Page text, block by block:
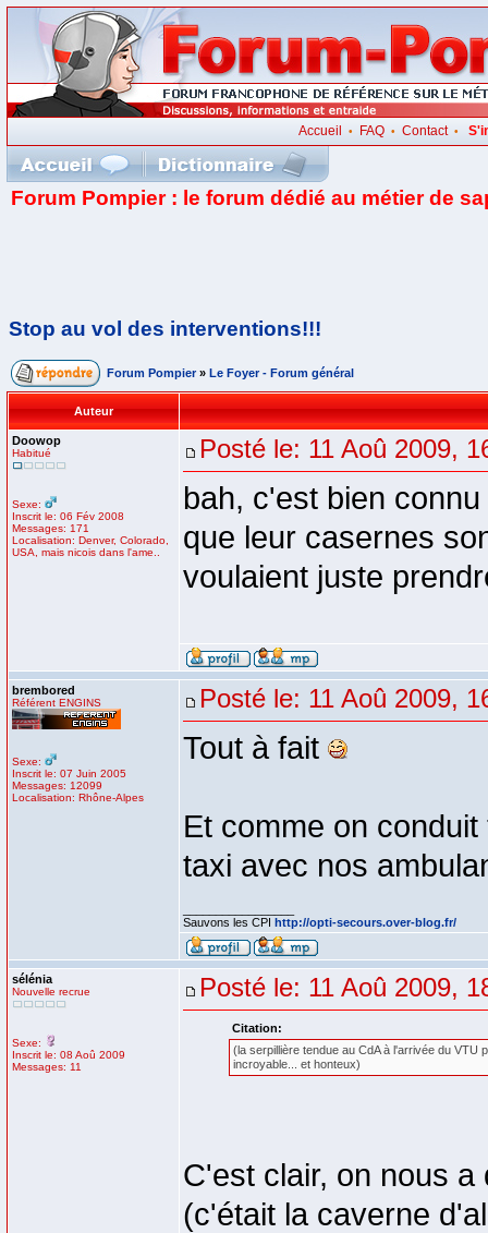
Accueil • FAQ• Contact•
Forum Pompier : le forum dédié au métier de
Stop au vol des interventions!!!
Forum Pompier » Le Foyer - Forum général
Auteur
Doowop
Habitué
Sexe:
Inscrit le: 06 Fév 2008
Messages: 171
Localisation: Denver, Colorado,
USA, mais nicois dans l'ame..
Posté le: 11 Aoû 2009,
bah, c'est bien
que leur casernes
voulaient juste
brembored
Référent ENGINS
Sexe:
Inscrit le: 07 Juin 2005
Messages: 12099
Localisation: Rhône-Alpes
Posté le: 11 Aoû 2009,
Tout à fait
Et comme on
taxi avec nos
Sauvons les CPI http://opti-secours.over-blog.fr/
sélénia
Nouvelle recrue
Sexe:
Inscrit le: 08 Aoû 2009
Messages: 11
Posté le: 11 Aoû 2009,
Citation:
(la serpillière tendue au CdA à l'arrivée du VTU
incroyable... et honteux)
C'est clair, on nous
(c'était la caverne